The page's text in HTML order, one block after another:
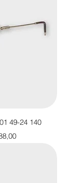
49-24 140
Fiyat